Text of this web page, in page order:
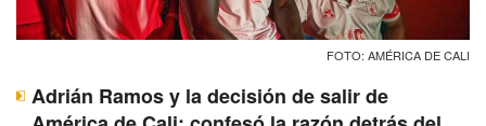
FOTO: AMÉRICA DE CALI
Adrián Ramos y la decisión de salir de